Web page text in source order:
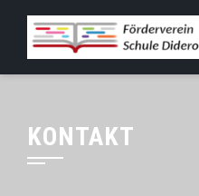
Skip
content
KONTAKT